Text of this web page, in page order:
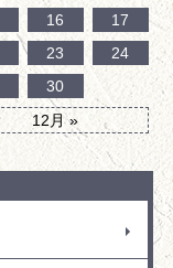
12月 »
16
17
23
24
30